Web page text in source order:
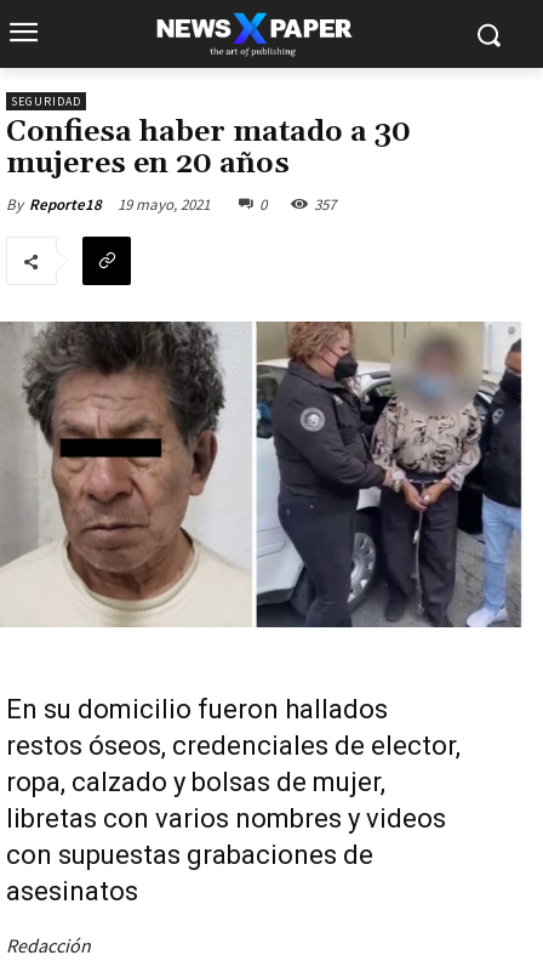
SEGURIDAD
Confiesa haber matado a 30
mujeres en 20 años
By Reporte18 19 mayo, 2021 0 357
En su domicilio fueron hallados
restos óseos, credenciales de elector,
ropa, calzado y bolsas de mujer,
libretas con varios nombres y videos
con supuestas grabaciones de
asesinatos
Redacción